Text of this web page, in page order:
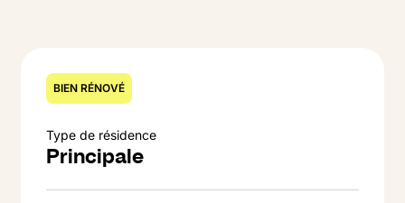
BIEN RÉNOVÉ
Type de résidence
Principale